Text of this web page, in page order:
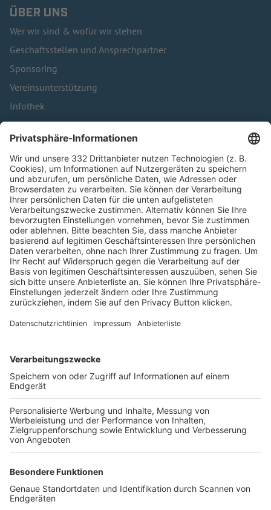
ÜBER UNS
Wer wir sind & wofür wir stehen
Geschäftsstellen und Ansprechpartner
Sponsoring
Vereinsunterstützung
Infothek
Kontakt
HÄUFIG BESUCHTE SEITEN
Pässe und Vereinswechsel
Trainerausbildung
Schulungsangebot Vereinsmitarbeiter
BFV-Geschäftsstellen
Trainerbörse
Login SpielPlus
FOLGE DEM BFV
TOP-VEREINE
TOP-PARTNER